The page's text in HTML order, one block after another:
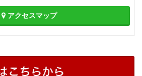
アクセスマップ